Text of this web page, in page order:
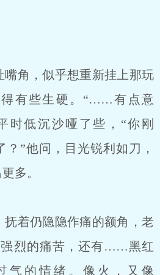
角，似乎想重新挂上那玩
有些生硬。“……有点意
时低沉沙哑了些，“你刚
”他问，目光锐利如刀，
多。
着仍隐隐作痛的额角，老
烈的痛苦，还有……黑红
气的情绪。像火，又像